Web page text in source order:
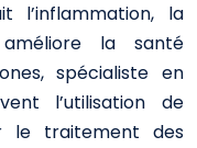
l’inflammation, la
la santé
spécialiste en
l’utilisation de
le traitement des